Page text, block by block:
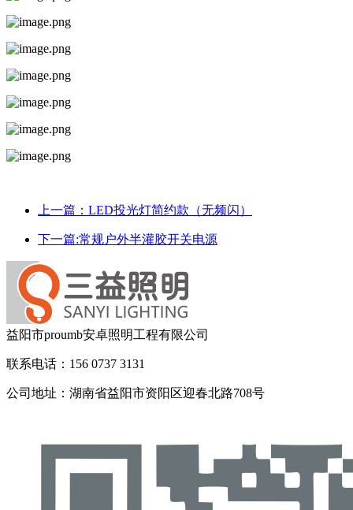
上一篇：LED投光灯简约款（无频闪）
下一篇:常规户外半灌胶开关电源
益阳市proumb安卓照明工程有限公司
联系电话：156 0737 3131
公司地址：湖南省益阳市资阳区迎春北路708号